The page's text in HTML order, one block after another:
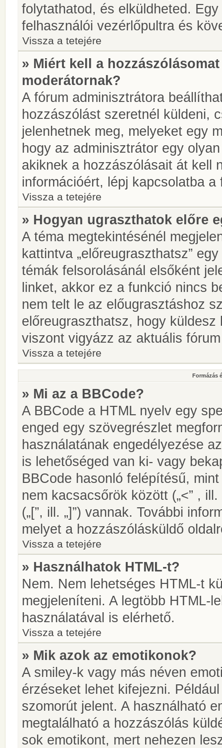
folytathatod, és elküldheted.
felhasználói vezérlőpultra és
Vissza a tetejére
» Miért kell a
moderátornak?
A fórum adminisztrátora
hozzászólást szeretnél küldeni,
jelenhetnek meg, melyeket egy
hogy az adminisztrátor egy
akiknek a hozzászólásait át kell
információért, lépj kapcsolatba
Vissza a tetejére
» Hogyan ugraszthatok előre
A téma megtekintésénél
kattintva „előreugraszthatsz”
témák felsorolásánál elsőként
linket, akkor ez a funkció nincs
nem telt le az előugrasztáshoz
előreugraszthatsz, hogy
viszont vigyázz az aktuális
Vissza a tetejére
Formázás
» Mi az a BBCode?
A BBCode a HTML nyelv egy
enged egy szövegrészlet
használatának engedélyezése
is lehetőséged van ki- vagy
BBCode hasonló felépítésű,
nem kacsacsőrök között („<” ,
(„[”, ill. „]”) vannak. További
melyet a hozzászólásküldő
Vissza a tetejére
» Használhatok HTML-t?
Nem. Nem lehetséges HTML-t
megjeleníteni. A legtöbb HTML-
használatával is elérhető.
Vissza a tetejére
» Mik azok az emotikonok?
A smiley-k vagy más néven
érzéseket lehet kifejezni.
szomorút jelent. A használható
megtalálható a hozzászólás
sok emotikont, mert nehezen